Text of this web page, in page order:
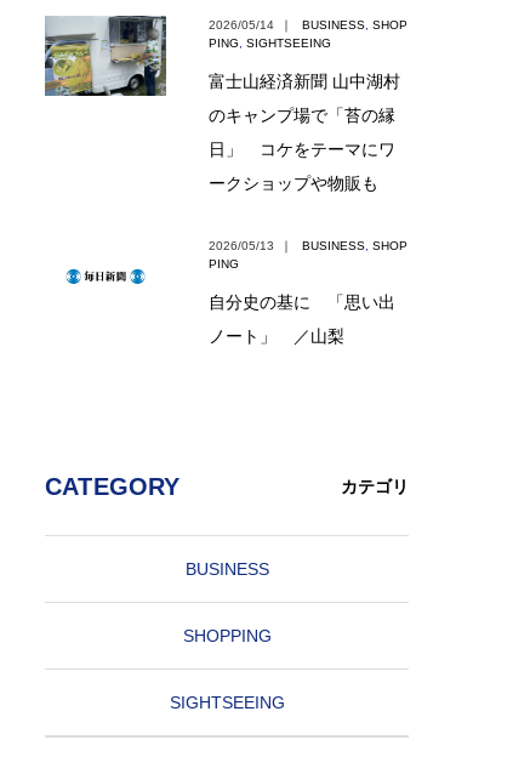
2026/05/14 ｜ BUSINESS SHOP
PING
SIGHTSEEING
富士山経済新聞 山中湖村
のキャンプ場で「苔の縁
日」 コケをテーマにワ
ークショップや物販も
2026/05/13 ｜ BUSINESS SHOP
PING
自分史の基に 「思い出
ノート」 ／山梨
CATEGORY カテゴリ
BUSINESS
SHOPPING
SIGHTSEEING